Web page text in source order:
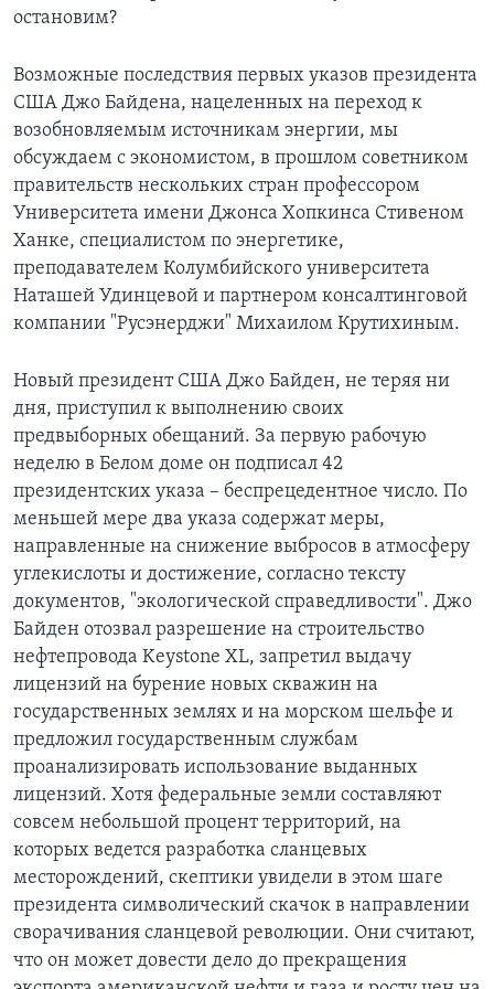
остановим?
Возможные последствия первых указов президента
США Джо Байдена, нацеленных на переход к
возобновляемым источникам энергии, мы
обсуждаем с экономистом, в прошлом советником
правительств нескольких стран профессором
Университета имени Джонса Хопкинса Стивеном
Ханке, специалистом по энергетике,
преподавателем Колумбийского университета
Наташей Удинцевой и партнером консалтинговой
компании "Русэнерджи" Михаилом Крутихиным.
Новый президент США Джо Байден, не теряя ни
дня, приступил к выполнению своих
предвыборных обещаний. За первую рабочую
неделю в Белом доме он подписал 42
президентских указа – беспрецедентное число. По
меньшей мере два указа содержат меры,
направленные на снижение выбросов в атмосферу
углекислоты и достижение, согласно тексту
документов, "экологической справедливости". Джо
Байден отозвал разрешение на строительство
нефтепровода Keystone XL, запретил выдачу
лицензий на бурение новых скважин на
государственных землях и на морском шельфе и
предложил государственным службам
проанализировать использование выданных
лицензий. Хотя федеральные земли составляют
совсем небольшой процент территорий, на
которых ведется разработка сланцевых
месторождений, скептики увидели в этом шаге
президента символический скачок в направлении
сворачивания сланцевой революции. Они считают,
что он может довести дело до прекращения